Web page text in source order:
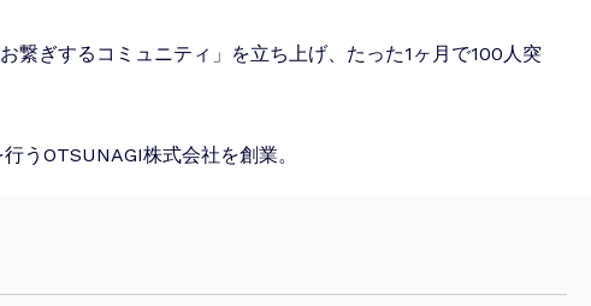
繋ぎするコミュニティ」を立ち上げ、たった1ヶ月で100人突
うOTSUNAGI株式会社を創業。